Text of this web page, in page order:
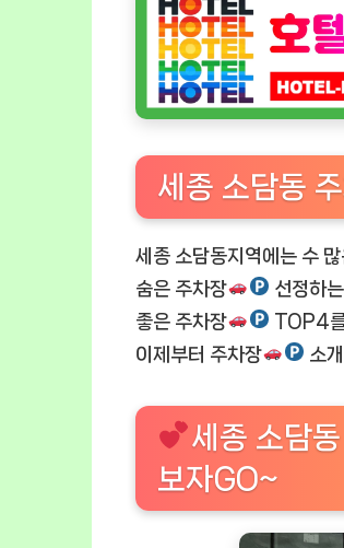
세종 소담동
세종 소담동지역에는 수
숨은 주차장
선정하
좋은 주차장
TOP4
이제부터 주차장
소
세종 소담
보자GO~